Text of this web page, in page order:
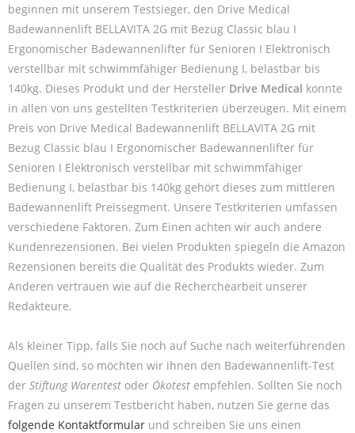
beginnen mit unserem Testsieger, den Drive Medical
Badewannenlift BELLAVITA 2G mit Bezug Classic blau I
Ergonomischer Badewannenlifter für Senioren I Elektronisch
verstellbar mit schwimmfähiger Bedienung I, belastbar bis
140kg. Dieses Produkt und der Hersteller Drive Medical konnte
in allen von uns gestellten Testkriterien überzeugen. Mit einem
Preis von Drive Medical Badewannenlift BELLAVITA 2G mit
Bezug Classic blau I Ergonomischer Badewannenlifter für
Senioren I Elektronisch verstellbar mit schwimmfähiger
Bedienung I, belastbar bis 140kg gehört dieses zum mittleren
Badewannenlift Preissegment. Unsere Testkriterien umfassen
verschiedene Faktoren. Zum Einen achten wir auch andere
Kundenrezensionen. Bei vielen Produkten spiegeln die Amazon
Rezensionen bereits die Qualität des Produkts wieder. Zum
Anderen vertrauen wie auf die Recherchearbeit unserer
Redakteure.
Als kleiner Tipp, falls Sie noch auf Suche nach weiterführenden
Quellen sind, so möchten wir ihnen den Badewannenlift-Test
der Stiftung Warentest oder Ökotest empfehlen. Sollten Sie noch
Fragen zu unserem Testbericht haben, nutzen Sie gerne das
folgende Kontaktformular und schreiben Sie uns einen